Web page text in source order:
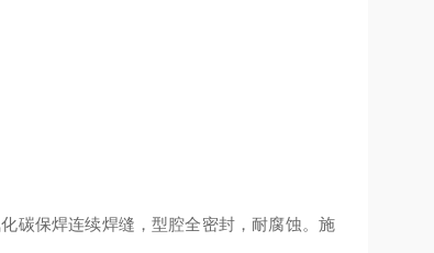
碳保焊连续焊缝，型腔全密封，耐腐蚀。施